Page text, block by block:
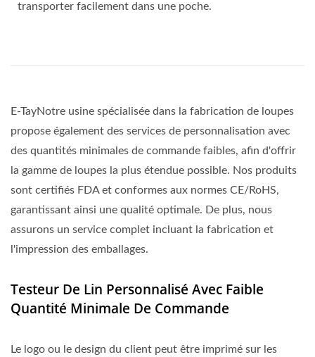
transporter facilement dans une poche.
E-TayNotre usine spécialisée dans la fabrication de loupes
propose également des services de personnalisation avec
des quantités minimales de commande faibles, afin d'offrir
la gamme de loupes la plus étendue possible. Nos produits
sont certifiés FDA et conformes aux normes CE/RoHS,
garantissant ainsi une qualité optimale. De plus, nous
assurons un service complet incluant la fabrication et
l'impression des emballages.
Testeur De Lin Personnalisé Avec Faible
Quantité Minimale De Commande
Le logo ou le design du client peut être imprimé sur les